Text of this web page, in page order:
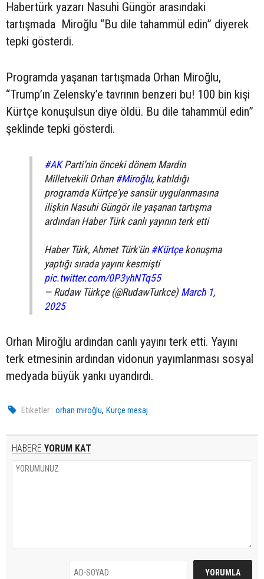
Habertürk yazarı Nasuhi Güngör arasındaki
tartışmada Miroğlu “Bu dile tahammül edin” diyerek
tepki gösterdi.
Programda yaşanan tartışmada Orhan Miroğlu,
“Trump’ın Zelensky’e tavrının benzeri bu! 100 bin kişi
Kürtçe konuşulsun diye öldü. Bu dile tahammül edin”
şeklinde tepki gösterdi.
#AKParti’nin önceki dönem Mardin
Milletvekili Orhan #Miroğlu, katıldığı
programda Kürtçe'ye sansür uygulanmasına
ilişkin Nasuhi Güngör ile yaşanan tartışma
ardından Haber Türk canlı yayının terk etti
Haber Türk, Ahmet Türk'ün #Kürtçekonuşma
yaptığı sırada yayını kesmişti
pic.twitter.com/0P3yhNTq55
— Rudaw Türkçe (@RudawTurkce) March 1,
2025
Orhan Miroğlu ardından canlı yayını terk etti. Yayını
terk etmesinin ardından vidonun yayımlanması sosyal
medyada büyük yankı uyandırdı.
Etiketler : orhan miroğlu,Kürçe mesaj
HABERE YORUM KAT